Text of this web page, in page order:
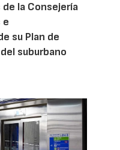
la Consejería
e
su Plan de
suburbano